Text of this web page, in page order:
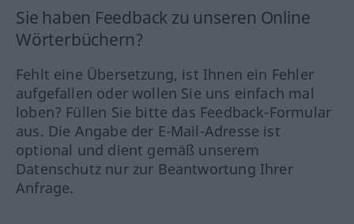
Sie haben Feedback zu unseren Online
Wörterbüchern?
Fehlt eine Übersetzung, ist Ihnen ein Fehler
aufgefallen oder wollen Sie uns einfach mal
loben? Füllen Sie bitte das Feedback-Formular
aus. Die Angabe der E-Mail-Adresse ist
optional und dient gemäß unserem
Datenschutz nur zur Beantwortung Ihrer
Anfrage.